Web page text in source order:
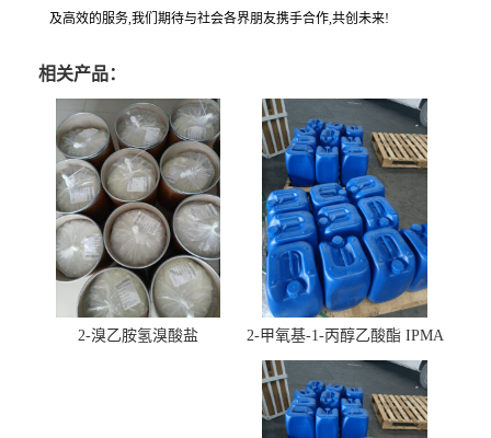
及高效的服务,我们期待与社会各界朋友携手合作,共创未来!
相关产品：
2-溴乙胺氢溴酸盐 2-甲氧基-1-丙醇乙酸酯 IPMA